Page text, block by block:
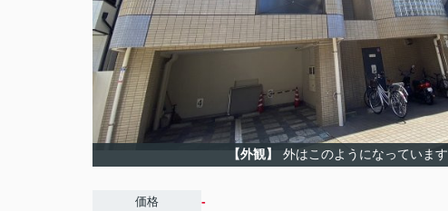
【外観】 外はこのようになっています
価格 -